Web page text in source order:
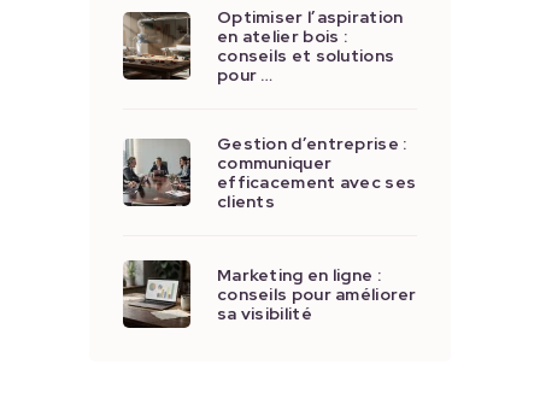
Optimiser l’aspiration
en atelier bois :
conseils et solutions
pour …
Gestion d’entreprise :
communiquer
efficacement avec ses
clients
Marketing en ligne :
conseils pour améliorer
sa visibilité